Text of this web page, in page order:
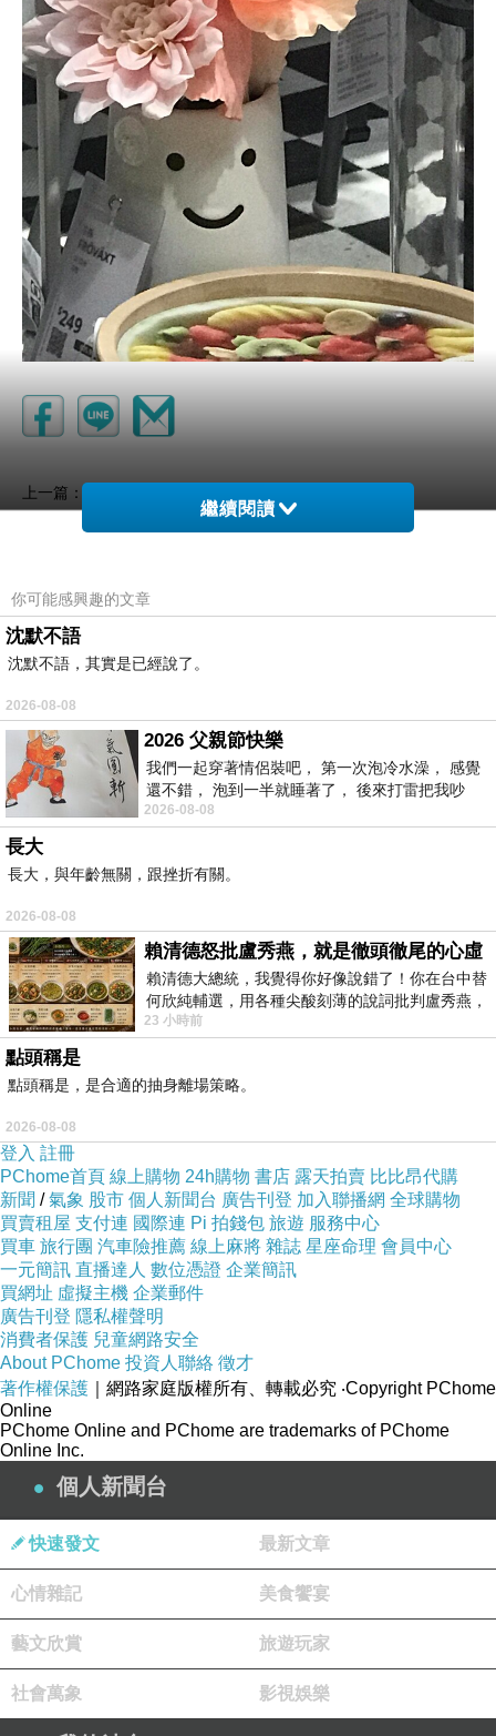
上一篇：
下一篇：全世界只有台灣有
繼續閱讀
你可能感興趣的文章
沈默不語
沈默不語，其實是已經說了。
2026-08-08
2026 父親節快樂
我們一起穿著情侶裝吧， 第一次泡冷水澡， 感覺
還不錯， 泡到一半就睡著了， 後來打雷把我吵
醒， 手
2026-08-08
長大
長大，與年齡無關，跟挫折有關。
2026-08-08
賴清德怒批盧秀燕，就是徹頭徹尾的心虛
賴清德大總統，我覺得你好像說錯了！你在台中替
何欣純輔選，用各種尖酸刻薄的說詞批判盧秀燕，
罵她施政滿意度輸給陳其邁，甚至還說盧
23 小時前
點頭稱是
點頭稱是，是合適的抽身離場策略。
2026-08-08
登入 註冊
PChome首頁 線上購物 24h購物 書店 露天拍賣 比比昂代購
新聞 /氣象 股市 個人新聞台 廣告刊登 加入聯播網 全球購物
買賣租屋 支付連 國際連 Pi 拍錢包 旅遊 服務中心
買車 旅行團 汽車險推薦 線上麻將 雜誌 星座命理 會員中心
一元簡訊 直播達人 數位憑證 企業簡訊
買網址 虛擬主機 企業郵件
廣告刊登 隱私權聲明
消費者保護 兒童網路安全
About PChome 投資人聯絡 徵才
著作權保護 ｜網路家庭版權所有、轉載必究 ‧Copyright PChome
Online
PChome Online and PChome are trademarks of PChome
Online Inc.
個人新聞台
快速發文 最新文章
心情雜記 美食饗宴
藝文欣賞 旅遊玩家
社會萬象 影視娛樂